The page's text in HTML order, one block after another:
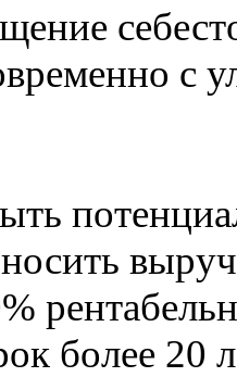
с
более 20